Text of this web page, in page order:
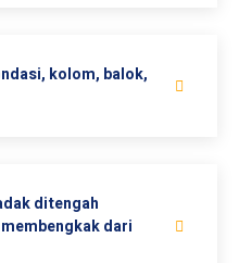
kolom, balok,
ditengah
dari